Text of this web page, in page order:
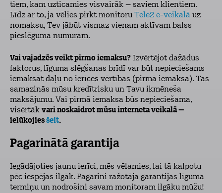
tiem, kam uzticamies visvairāk – saviem klientiem.
Līdz ar to, ja vēlies pirkt monitoru Tele2 e-veikalā uz
nomaksu, Tev jābūt vismaz vienam aktīvam balss
pieslēguma numuram.
Vai vajadzēs veikt pirmo iemaksu? Izvērtējot dažādus
faktorus, līguma slēgšanas brīdī var būt nepieciešams
iemaksāt daļu no ierīces vērtības (pirmā iemaksa). Tas
samazinās mūsu kredītrisku un Tavu ikmēneša
maksājumu. Vai pirmā iemaksa būs nepieciešama,
visērtāk vari noskaidrot mūsu interneta veikalā –
ielūkojiesšeit.
Pagarinātā garantija
Iegādājoties jaunu ierīci, mēs vēlamies, lai tā kalpotu
pēc iespējas ilgāk. Pagarini ražotāja garantijas līguma
termiņu un nodrošini savam monitoram ilgāku mūžu!